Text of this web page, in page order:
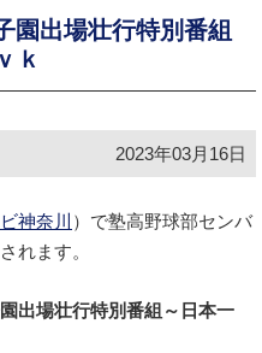
園出場壮行特別番組
ｋ
2023年03月16日
神奈川 ）で塾高野球部センバ
れます。
出場壮行特別番組～日本一